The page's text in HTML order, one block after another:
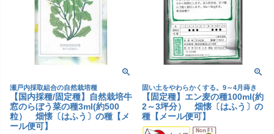
瀬戸内採取組合の自然栽培種
【国内採種/固定種】自然栽培牛
窓のらぼう菜の種3ml(約500
粒） 畑懐〔はふう〕の種【メ
ール便可】
固い土をやわらかくする。9～4月蒔き
【固定種】エン麦の種100ml(約
2～3坪分） 畑懐〔はふう〕の
種【メール便可】